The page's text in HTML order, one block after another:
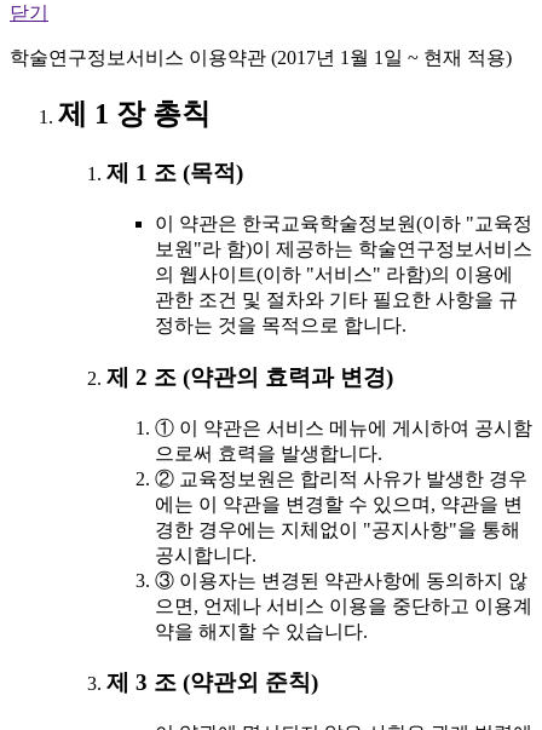
닫기
학술연구정보서비스 이용약관 (2017년 1월 1일 ~ 현재 적용)
제 1 장 총칙
제 1 조 (목적)
이 약관은 한국교육학술정보원(이하 "교육정
보원"라 함)이 제공하는 학술연구정보서비스
의 웹사이트(이하 "서비스" 라함)의 이용에
관한 조건 및 절차와 기타 필요한 사항을 규
정하는 것을 목적으로 합니다.
제 2 조 (약관의 효력과 변경)
① 이 약관은 서비스 메뉴에 게시하여 공시함
으로써 효력을 발생합니다.
② 교육정보원은 합리적 사유가 발생한 경우
에는 이 약관을 변경할 수 있으며, 약관을 변
경한 경우에는 지체없이 "공지사항"을 통해
공시합니다.
③ 이용자는 변경된 약관사항에 동의하지 않
으면, 언제나 서비스 이용을 중단하고 이용계
약을 해지할 수 있습니다.
제 3 조 (약관외 준칙)